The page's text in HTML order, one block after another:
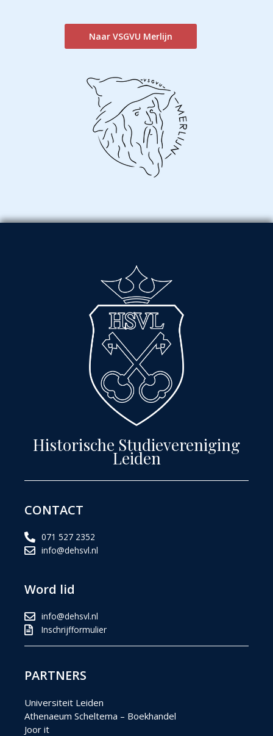
Naar VSGVU Merlijn
Historische Studievereniging
Leiden
CONTACT
071 527 2352
info@dehsvl.nl
Word lid
info@dehsvl.nl
Inschrijfformulier
PARTNERS
Universiteit Leiden
Athenaeum Scheltema – Boekhandel
Joor it